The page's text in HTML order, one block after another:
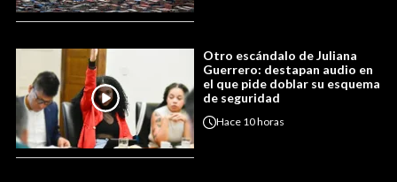
Otro escándalo de Juliana
Guerrero: destapan audio en
el que pide doblar su esquema
de seguridad
Hace 10 horas